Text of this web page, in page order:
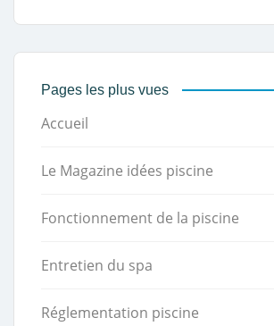
Pages les plus vues
Accueil
Le Magazine idées piscine
Fonctionnement de la piscine
Entretien du spa
Réglementation piscine